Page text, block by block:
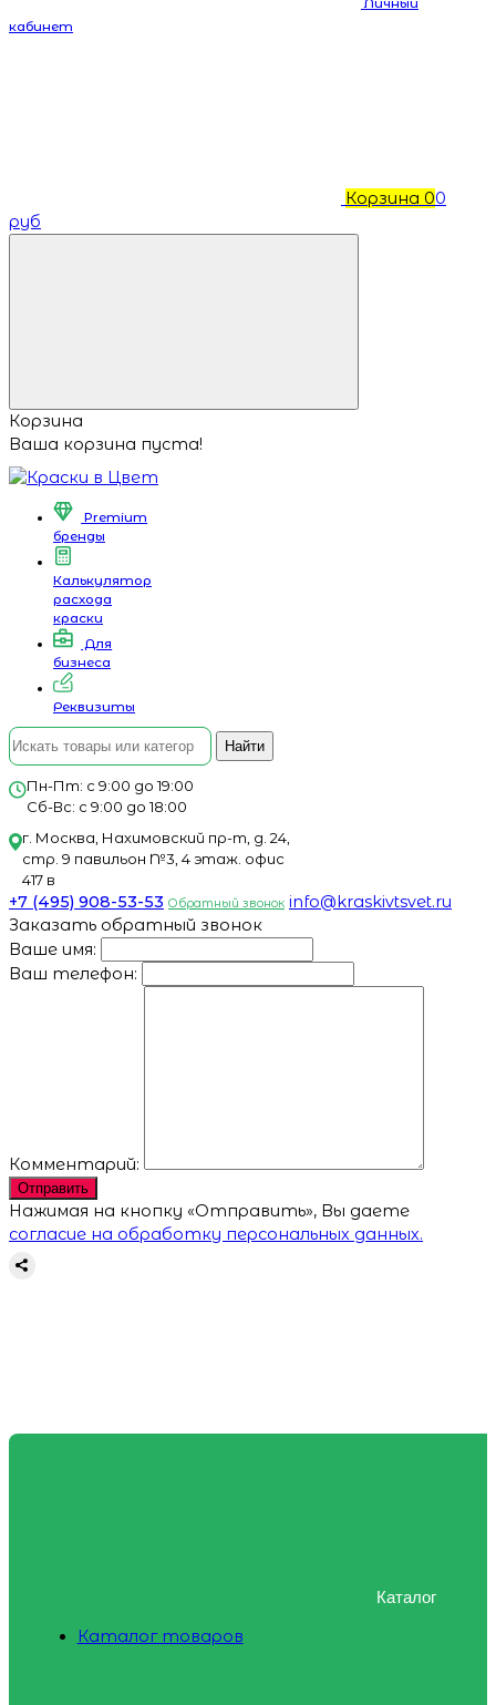
кабинет
Корзина 00
руб
Корзина
Ваша корзина пуста!
Premium
бренды
Калькулятор
расхода
краски
Для
бизнеса
Реквизиты
Найти
Пн-Пт: с 9:00 до 19:00
Сб-Вс: с 9:00 до 18:00
г. Москва, Нахимовский пр-т, д. 24,
стр. 9 павильон №3, 4 этаж. офис
417 в
+7 (495) 908-53-53 Обратный звонок info@kraskivtsvet.ru
Заказать обратный звонок
Ваше имя:
Ваш телефон:
Комментарий:
Отправить
Нажимая на кнопку «Отправить», Вы даете
согласие на обработку персональных данных.
Каталог
Каталог товаров